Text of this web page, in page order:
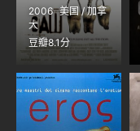
2006 美国 / 加拿
大
豆瓣8.1分